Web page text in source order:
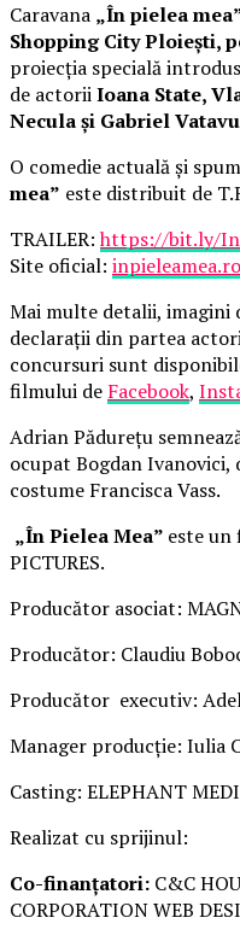
Caravana „În pielea
Shopping City Ploiești,
proiecția specială
de actoriiIoana State,
Necula și Gabriel
O comedie actuală și
mea” este distribuit de
TRAILER:https://bit.ly/
Site oficial: inpieleamea.ro
Mai multe detalii,
declarații din partea
concursuri sunt
filmului de Facebook,
Adrian Pădurețu
ocupat Bogdan Ivanovici,
costume Francisca Vass.
„În Pielea Mea” este un
PICTURES.
Producător asociat:
Producător: Claudiu
Producător executiv:
Manager producție: Iulia
Casting: ELEPHANT
Realizat cu sprijinul:
Co-finanțatori: C&C
CORPORATION WEB